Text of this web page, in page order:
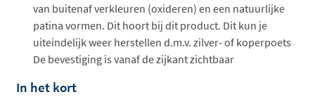
van buitenaf verkleuren (oxideren) en een natuurlijke
patina vormen. Dit hoort bij dit product. Dit kun je
uiteindelijk weer herstellen d.m.v. zilver- of koperpoets
De bevestiging is vanaf de zijkant zichtbaar
In het kort